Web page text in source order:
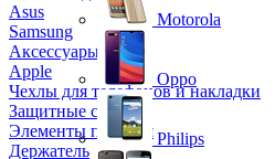
Asus
Samsung
Аксессуары
Apple
Чехлы для телефонов и накладки
Защитные стекла
Элементы питания
Держатель
Motorola
Oppo
Philips